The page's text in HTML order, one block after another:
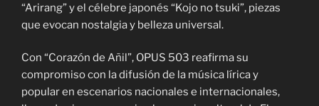
“Arirang” y el célebre japonés “Kojo no tsuki”, piezas
que evocan nostalgia y belleza universal.
Con “Corazón de Añil”, OPUS 503 reafirma su
compromiso con la difusión de la música lírica y
popular en escenarios nacionales e internacionales,